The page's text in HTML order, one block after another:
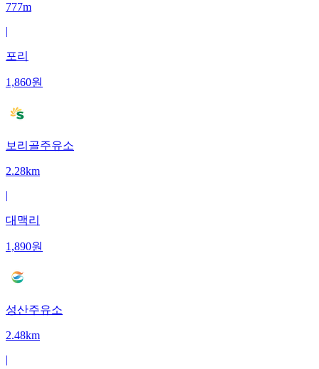
777m
|
포리
1,860원
보리골주유소
2.28km
|
대맥리
1,890원
성산주유소
2.48km
|